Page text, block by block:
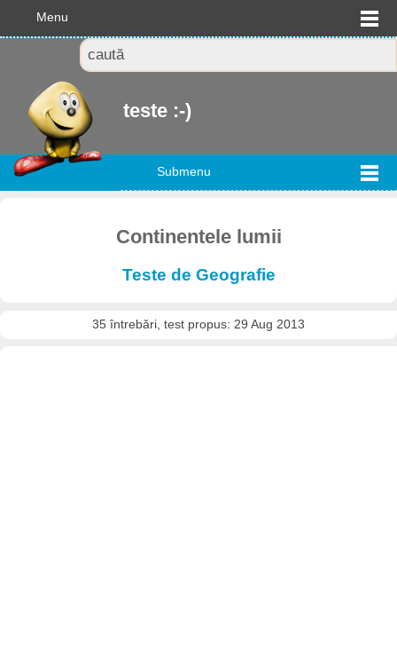
Menu
teste :-)
Submenu
Continentele lumii
Teste de Geografie
35 întrebări, test propus: 29 Aug 2013